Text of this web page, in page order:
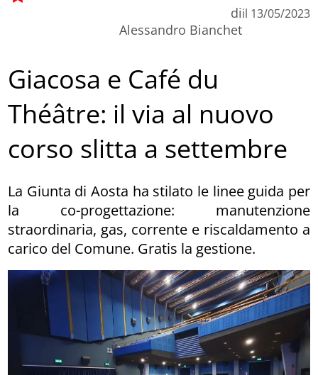
di
Alessandro Bianchet
il 13/05/2023
Giacosa e Café du
Théâtre: il via al nuovo
corso slitta a settembre
La Giunta di Aosta ha stilato le linee guida per
la co-progettazione: manutenzione
straordinaria, gas, corrente e riscaldamento a
carico del Comune. Gratis la gestione.